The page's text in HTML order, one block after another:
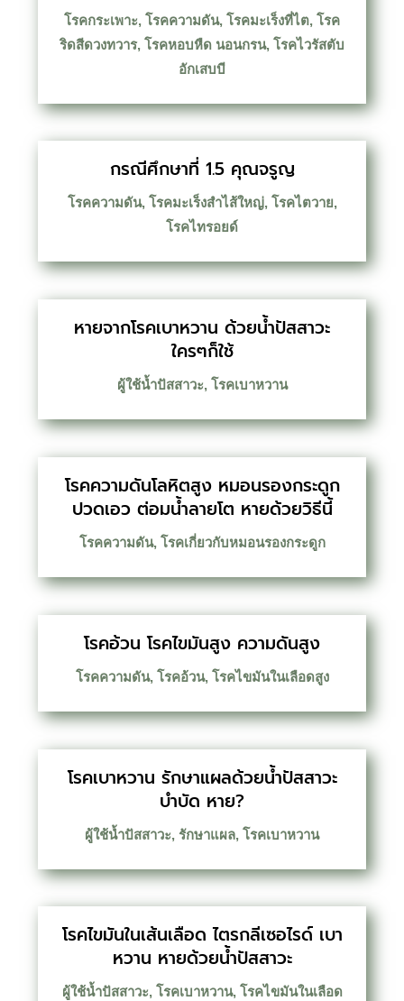
โรคกระเพาะ, โรคความดัน, โรคมะเร็งที่ไต, โรค
ริดสีดวงทวาร, โรคหอบหืด นอนกรน, โรคไวรัสตับ
อักเสบบี
กรณีศึกษาที่ 1.5 คุณจรูญ
โรคความดัน, โรคมะเร็งสำไส้ใหญ่, โรคไตวาย,
โรคไทรอยด์
หายจากโรคเบาหวาน ด้วยน้ำปัสสาวะ
ใครๆก็ใช้
ผู้ใช้น้ำปัสสาวะ, โรคเบาหวาน
โรคความดันโลหิตสูง หมอนรองกระดูก
ปวดเอว ต่อมน้ำลายโต หายด้วยวิธีนี้
โรคความดัน, โรคเกี่ยวกับหมอนรองกระดูก
โรคอ้วน โรคไขมันสูง ความดันสูง
โรคความดัน, โรคอ้วน, โรคไขมันในเลือดสูง
โรคเบาหวาน รักษาแผลด้วยน้ำปัสสาวะ
บำบัด หาย?
ผู้ใช้น้ำปัสสาวะ, รักษาแผล, โรคเบาหวาน
โรคไขมันในเส้นเลือด ไตรกลีเซอไรด์ เบา
หวาน หายด้วยน้ำปัสสาวะ
ผู้ใช้น้ำปัสสาวะ, โรคเบาหวาน, โรคไขมันในเลือด